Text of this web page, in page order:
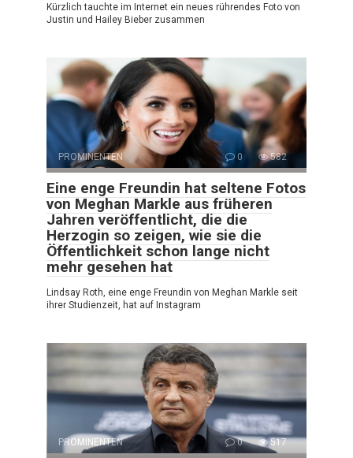
Kürzlich tauchte im Internet ein neues rührendes Foto von
Justin und Hailey Bieber zusammen
PROMINENTEN 0 582
Eine enge Freundin hat seltene Fotos
von Meghan Markle aus früheren
Jahren veröffentlicht, die die
Herzogin so zeigen, wie sie die
Öffentlichkeit schon lange nicht
mehr gesehen hat
Lindsay Roth, eine enge Freundin von Meghan Markle seit
ihrer Studienzeit, hat auf Instagram
PROMINENTEN 0 517